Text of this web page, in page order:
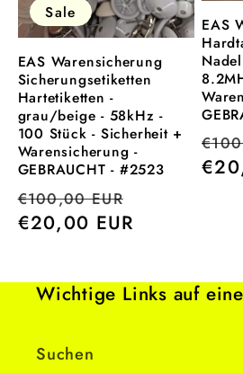
Sale
EAS Warensicherung
Sicherungsetiketten
Hartetiketten -
grau/beige - 58kHz -
100 Stück - Sicherheit +
Warensicherung -
GEBRAUCHT - #2523
Normaler
Preis
€100,00 EUR
€20,00 EUR
EAS
Wichtige Links auf
Suchen